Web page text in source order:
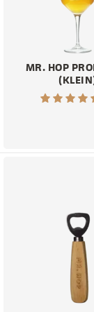
MR. HOP